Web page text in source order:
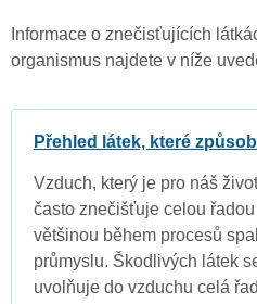
Informace o znečisťujících
organismus najdete v níže
Přehled látek, které
Vzduch, který je pro náš
často znečišťuje celou
většinou během procesů
průmyslu. Škodlivých látek
uvolňuje do vzduchu celá